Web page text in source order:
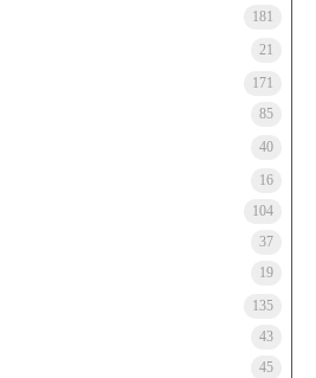
181
21
171
85
40
16
104
37
19
135
43
45